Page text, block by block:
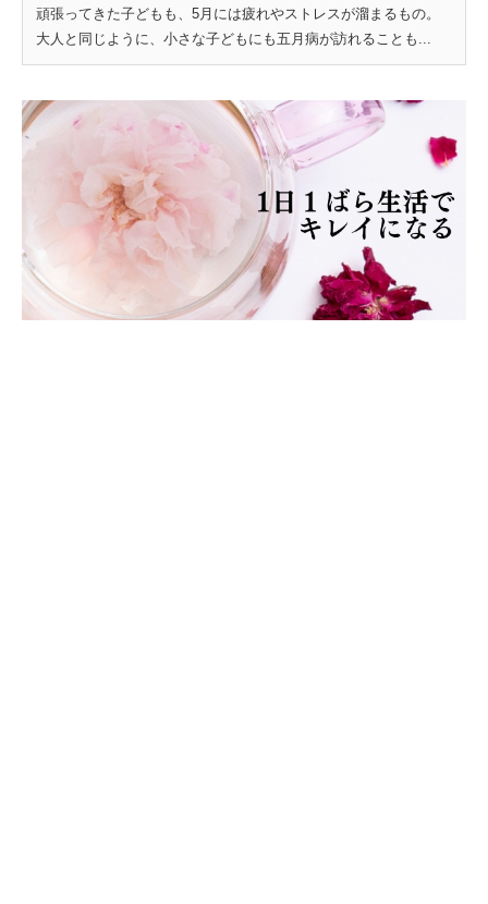
頑張ってきた子どもも、5月には疲れやストレスが溜まるもの。
大人と同じように、小さな子どもにも五月病が訪れることも...